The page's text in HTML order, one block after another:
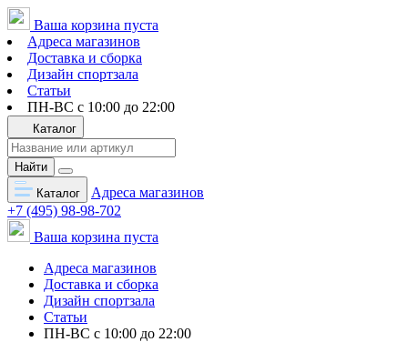
Ваша корзина пуста
Адреса магазинов
Доставка и сборка
Дизайн спортзала
Статьи
ПН-ВС с 10:00 до 22:00
Каталог
Найти
Каталог
Адреса магазинов
+7 (495) 98-98-702
Ваша корзина пуста
Адреса магазинов
Доставка и сборка
Дизайн спортзала
Статьи
ПН-ВС с 10:00 до 22:00